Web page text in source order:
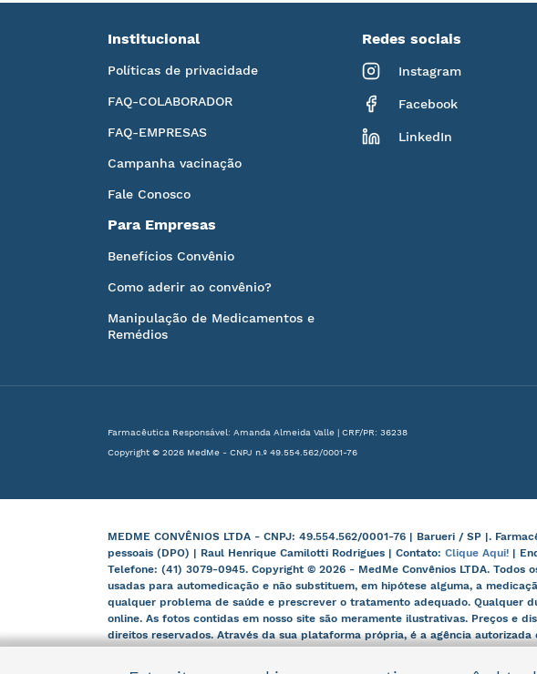
Institucional
Políticas de privacidade
FAQ-COLABORADOR
FAQ-EMPRESAS
Campanha vacinação
Fale Conosco
Para Empresas
Benefícios Convênio
Como aderir ao convênio?
Manipulação de Medicamentos e
Remédios
Redes sociais
Instagram
Facebook
LinkedIn
Farmacêutica Responsável: Amanda Almeida Valle | CRF/PR: 36238
Copyright © 2026 MedMe - CNPJ n.º 49.554.562/0001-76
MEDME CONVÊNIOS LTDA - CNPJ: 49.554.562/0001-76 | Barueri / SP |.
pessoais (DPO) | Raul Henrique Camilotti Rodrigues | Contato: Clique Aqui! |
Telefone: (41) 3079-0945. Copyright © 2026 - MedMe Convênios LTDA.
usadas para automedicação e não substituem, em hipótese alguma, a
qualquer problema de saúde e prescrever o tratamento adequado. Qualquer
online. As fotos contidas em nosso site são meramente ilustrativas. Preços e
direitos reservados. Através da sua plataforma própria, é a agência